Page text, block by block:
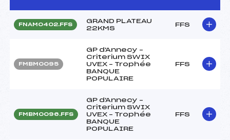
FNAM0402.FFS
GRAND PLATEAU
22KMS
FFS
FMBM0095
GP d'Annecy –
Criterium SWIX
UVEX – Trophée
BANQUE
POPULAIRE
FFS
FMBM0096.FFS
GP d'Annecy –
Criterium SWIX
UVEX – Trophée
BANQUE
POPULAIRE
FFS